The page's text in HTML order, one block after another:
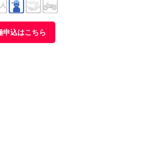
申込はこちら